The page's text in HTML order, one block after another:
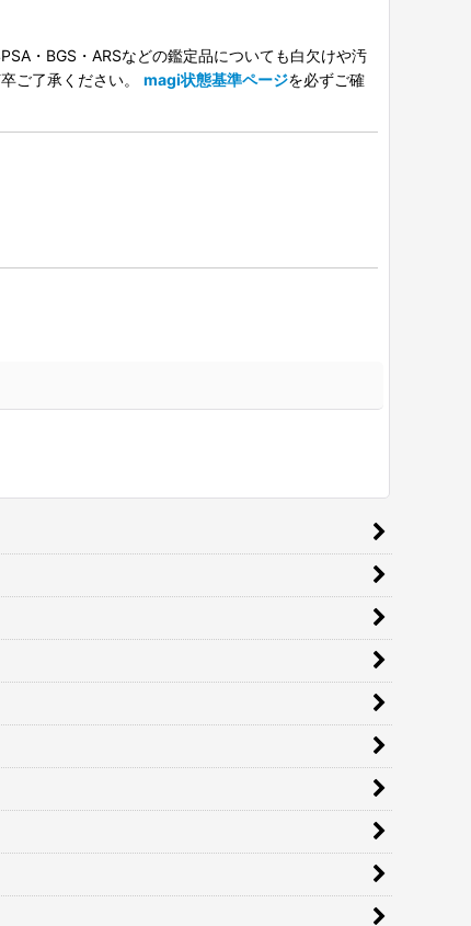
・BGS・ARSなどの鑑定品についても白欠けや汚
ご了承ください。 magi状態基準ページを必ずご確